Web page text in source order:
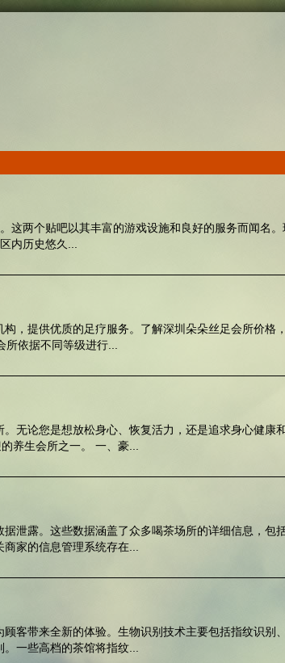
两个贴吧以其丰富的游戏设施和良好的服务而闻名
内历史悠久...
，提供优质的足疗服务。了解深圳朵朵丝足会所价格
依据不同等级进行...
无论您是想放松身心、恢复活力，还是追求身心健康
养生会所之一。 一、豪...
泄露。这些数据涵盖了众多喝茶场所的详细信息，包
家的信息管理系统存在...
客带来全新的体验。生物识别技术主要包括指纹识别
一些高档的茶馆将指纹...